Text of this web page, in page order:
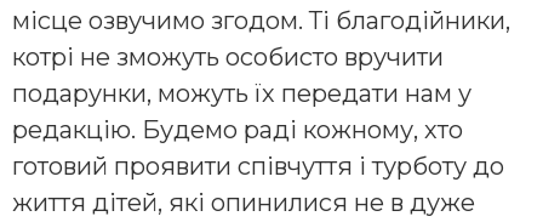
місце озвучимо згодом. Ті благодійники,
котрі не зможуть особисто вручити
подарунки, можуть їх передати нам у
редакцію. Будемо раді кожному, хто
готовий проявити співчуття і турботу до
життя дітей, які опинилися не в дуже